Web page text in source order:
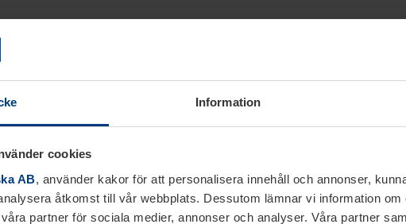
Information
cookies
AB, använder kakor för att personalisera innehåll och annonser,
åtkomst till vår webbplats. Dessutom lämnar vi information om
partner för sociala medier, annonser och analyser. Våra partner